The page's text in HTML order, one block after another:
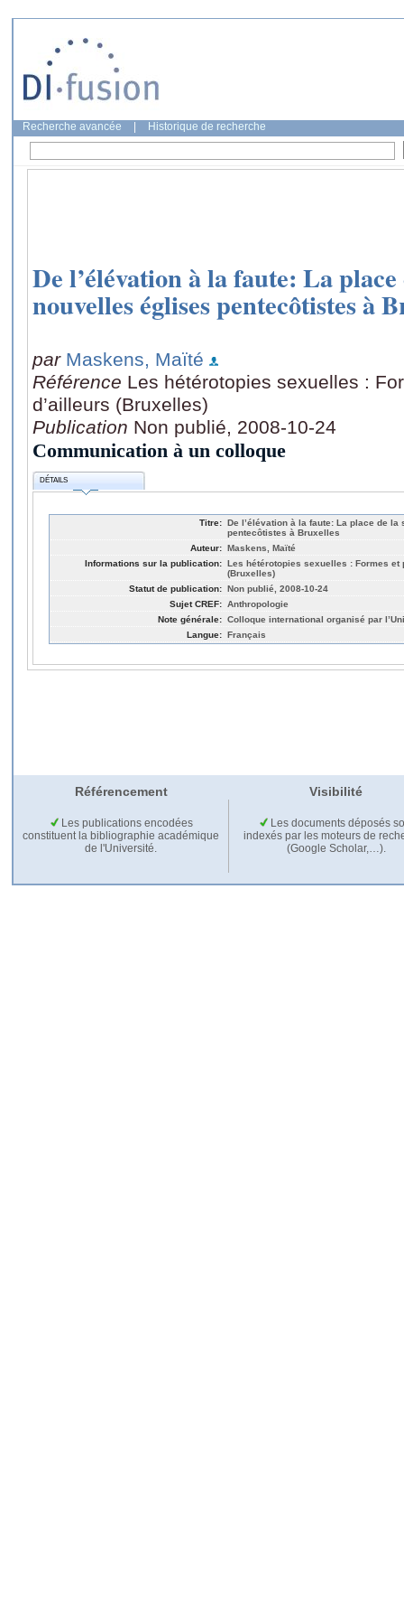
Recherche avancée Historique de recherche
De l’élévation à la faute: La
nouvelles églises pentecôtistes à
par Maskens, Maïté
Référence Les hétérotopies sexuelles :
d’ailleurs (Bruxelles)
Publication Non publié, 2008-10-24
Communication à un colloque
DÉTAILS
Titre: De l’élévation à la faute: La place de
pentecôtistes à Bruxelles
Auteur: Maskens, Maïté
Informations sur la publication: Les hétérotopies sexuelles : Formes et
(Bruxelles)
Statut de publication: Non publié, 2008-10-24
Sujet CREF: Anthropologie
Note générale: Colloque international organisé par
Langue: Français
Référencement Visibilité
Les publications encodées
constituent la bibliographie académique
de l'Université.
Les documents déposés
indexés par les moteurs de
(Google Scholar,…).